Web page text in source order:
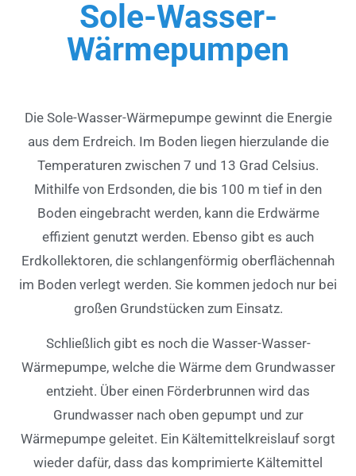
Sole-Wasser-
Wärmepumpen
Die Sole-Wasser-Wärmepumpe gewinnt die Energie
aus dem Erdreich. Im Boden liegen hierzulande die
Temperaturen zwischen 7 und 13 Grad Celsius.
Mithilfe von Erdsonden, die bis 100 m tief in den
Boden eingebracht werden, kann die Erdwärme
effizient genutzt werden. Ebenso gibt es auch
Erdkollektoren, die schlangenförmig oberflächennah
im Boden verlegt werden. Sie kommen jedoch nur bei
großen Grundstücken zum Einsatz.
Schließlich gibt es noch die Wasser-Wasser-
Wärmepumpe, welche die Wärme dem Grundwasser
entzieht. Über einen Förderbrunnen wird das
Grundwasser nach oben gepumpt und zur
Wärmepumpe geleitet. Ein Kältemittelkreislauf sorgt
wieder dafür, dass das komprimierte Kältemittel